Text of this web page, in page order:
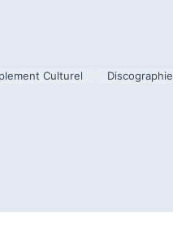
Culturel Discographie